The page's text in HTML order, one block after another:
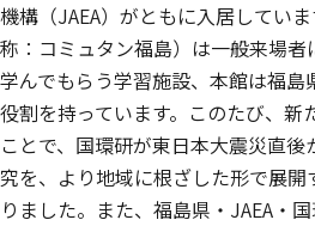
機構（JAEA）がともに入居してい
称：コミュタン福島）は一般来場
学んでもらう学習施設、本館は福島
役割を持っています。このたび、新
ことで、国環研が東日本大震災直
究を、より地域に根ざした形で展
りました。また、福島県・JAEA・